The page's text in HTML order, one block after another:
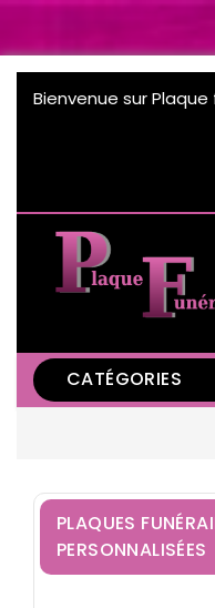
Bienvenue sur
CATÉGORIES
PLAQUES
PERSONNALISÉES